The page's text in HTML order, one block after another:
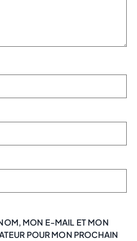
MON E-MAIL ET MON
POUR MON PROCHAIN